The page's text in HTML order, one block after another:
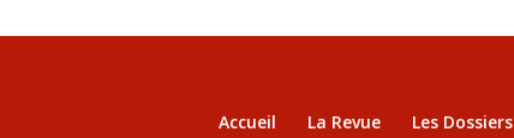
Accueil La Revue Les Dossiers